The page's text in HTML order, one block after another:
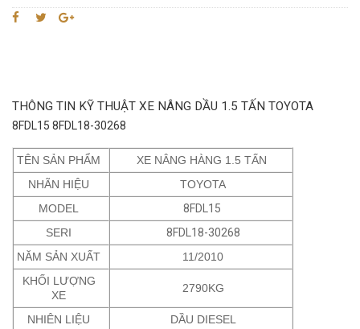
THÔNG TIN KỸ THUẬT XE NÂNG DẦU 1.5 TẤN TOYOTA
8FDL15 8FDL18-30268
TÊN SẢN PHẨM
XE NÂNG HÀNG 1.5 TẤN
NHÃN HIỆU
TOYOTA
MODEL
8FDL15
SERI
8FDL18-30268
NĂM SẢN XUẤT
11/2010
KHỐI LƯỢNG
XE
2790KG
NHIÊN LIỆU
DẦU DIESEL